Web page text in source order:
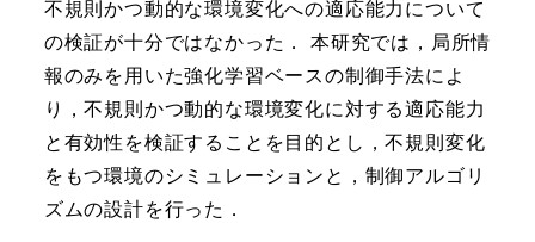
不規則かつ動的な環境変化への適応能力について
の検証が十分ではなかった． 本研究では，局所情
報のみを用いた強化学習ベースの制御手法によ
り，不規則かつ動的な環境変化に対する適応能力
と有効性を検証することを目的とし，不規則変化
をもつ環境のシミュレーションと，制御アルゴリ
ズムの設計を行った．